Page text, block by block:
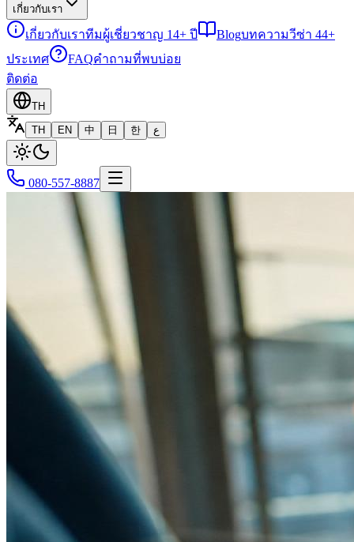
เกี่ยวกับเรา
เกี่ยวกับเราทีมผู้เชี่ยวชาญ 14+ ปี Blogบทความวีซ่า 44+
ประเทศ
FAQคำถามที่พบบ่อย
ติดต่อ
TH
TH
EN 中 日 한 ع
080-557-8887